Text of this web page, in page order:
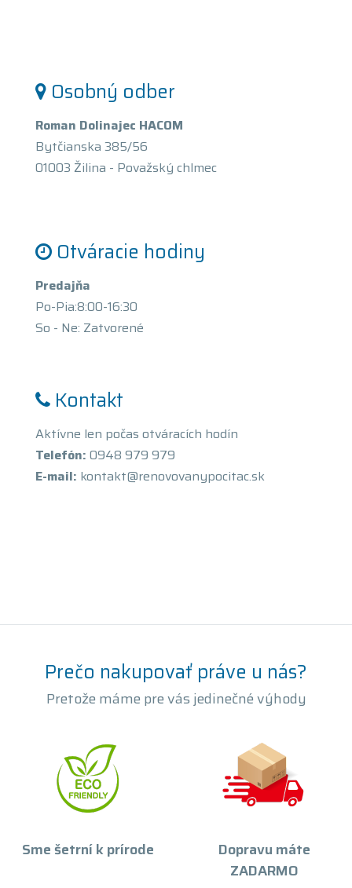
Osobný odber
Roman Dolinajec HACOM
Bytčianska 385/56
01003 Žilina - Považský chlmec
Otváracie hodiny
Predajňa
Po-Pia:8:00-16:30
So - Ne: Zatvorené
Kontakt
Aktívne len počas otváracích hodín
Telefón: 0948 979 979
E-mail: kontakt@renovovanypocitac.sk
Prečo nakupovať práve u nás?
Pretože máme pre vás jedinečné výhody
Sme šetrní k prírode
Dopravu máte
ZADARMO